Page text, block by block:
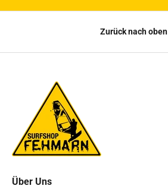
Zurück nach oben
Über Uns